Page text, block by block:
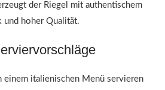
der Riegel mit authentischem
und hoher Qualität.
einem italienischen Menü servieren